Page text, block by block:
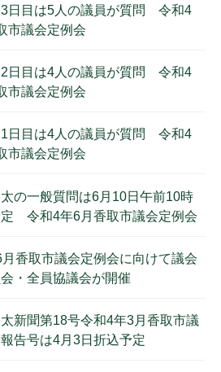
日目は5人の議員が質問 令和4
市議会定例会
日目は4人の議員が質問 令和4
市議会定例会
日目は4人の議員が質問 令和4
市議会定例会
の一般質問は6月10日午前10時
令和4年6月香取市議会定例会
香取市議会定例会に向けて議会
・全員協議会が開催
新聞第18号令和4年3月香取市議
告号は4月3日折込予定